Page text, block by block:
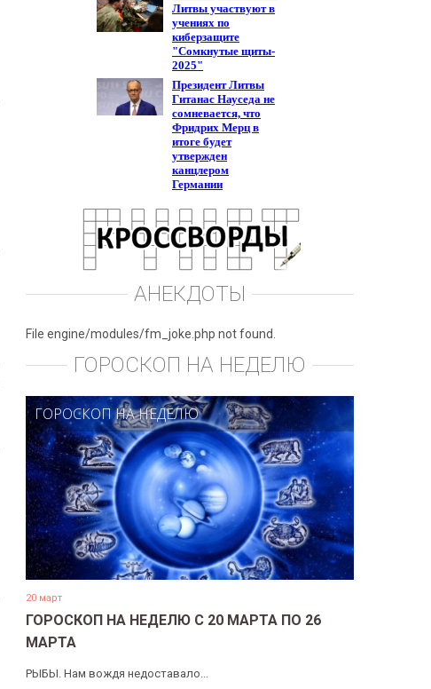
АНЕКДОТЫ
File engine/modules/fm_joke.php not found.
ГОРОСКОП НА НЕДЕЛЮ
ГОРОСКОП НА НЕДЕЛЮ
20 март
ГОРОСКОП НА НЕДЕЛЮ С 20 МАРТА ПО 26
МАРТА
РЫБЫ. Нам вождя недоставало...